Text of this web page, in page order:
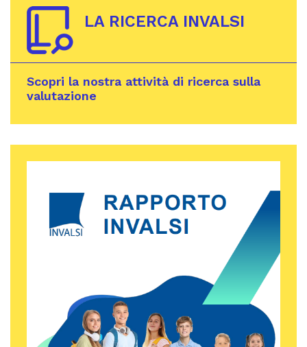
LA RICERCA INVALSI
Scopri la nostra attività di ricerca sulla
valutazione